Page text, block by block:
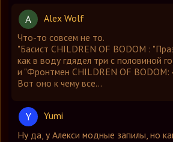
A
Alex Wolf
Что-то совсем не то.
"Басист CHILDREN OF BODOM :
как в воду гдядел три с половиной
и "Фронтмен CHILDREN OF BODOM:
Вот оно к чему все...
Y
Yumi
Ну да, у Алекси модные запилы, но